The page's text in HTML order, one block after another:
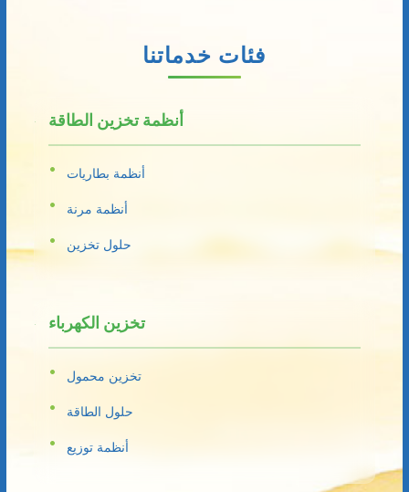
فئات خدماتنا
أنظمة تخزين الطاقة
أنظمة بطاريات
أنظمة مرنة
حلول تخزين
تخزين الكهرباء
تخزين محمول
حلول الطاقة
أنظمة توزيع